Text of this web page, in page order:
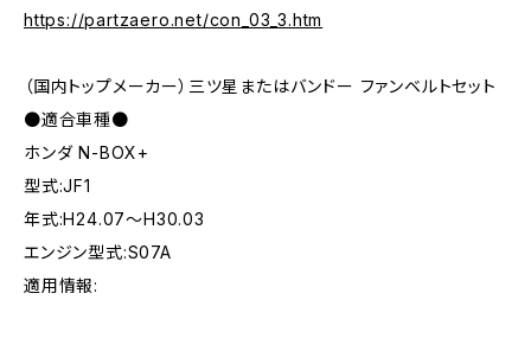
https://partzaero.net/con_03_3.htm
（国内トップメーカー）三ツ星またはバンドー ファンベルトセット
●適合車種●
ホンダ N-BOX+
型式:JF1
年式:H24.07～H30.03
エンジン型式:S07A
適用情報: